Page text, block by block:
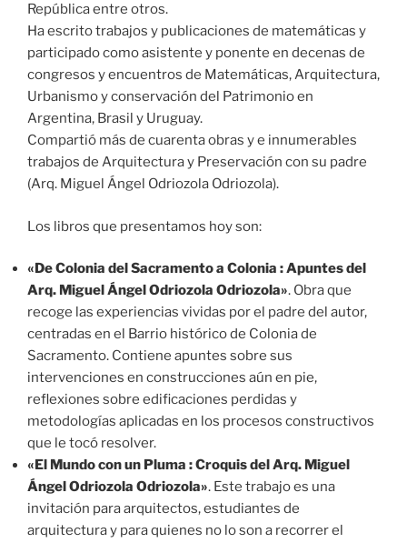
República entre otros.
Ha escrito trabajos y publicaciones de matemáticas y
participado como asistente y ponente en decenas de
congresos y encuentros de Matemáticas, Arquitectura,
Urbanismo y conservación del Patrimonio en
Argentina, Brasil y Uruguay.
Compartió más de cuarenta obras y e innumerables
trabajos de Arquitectura y Preservación con su padre
(Arq. Miguel Ángel Odriozola Odriozola).
Los libros que presentamos hoy son:
«De Colonia del Sacramento a Colonia : Apuntes del
Arq. Miguel Ángel Odriozola Odriozola». Obra que
recoge las experiencias vividas por el padre del autor,
centradas en el Barrio histórico de Colonia de
Sacramento. Contiene apuntes sobre sus
intervenciones en construcciones aún en pie,
reflexiones sobre edificaciones perdidas y
metodologías aplicadas en los procesos constructivos
que le tocó resolver.
«El Mundo con un Pluma : Croquis del Arq. Miguel
Ángel Odriozola Odriozola». Este trabajo es una
invitación para arquitectos, estudiantes de
arquitectura y para quienes no lo son a recorrer el